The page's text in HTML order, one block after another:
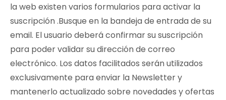
la web existen varios formularios para activar la
suscripción .Busque en la bandeja de entrada de su
email. El usuario deberá confirmar su suscripción
para poder validar su dirección de correo
electrónico. Los datos facilitados serán utilizados
exclusivamente para enviar la Newsletter y
mantenerlo actualizado sobre novedades y ofertas